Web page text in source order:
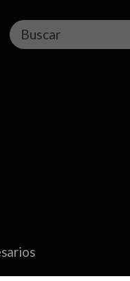
Buscar